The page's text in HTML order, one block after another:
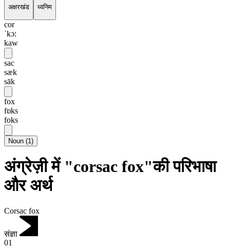
अक्षरखंड ध्वनिम
cor
ˈkɔ:
kaw
sac
sæk
sāk
fox
fɒks
foks
Noun (1)
अंग्रेज़ी में "corsac fox"की परिभाषा
और अर्थ
Corsac fox
संज्ञा
01